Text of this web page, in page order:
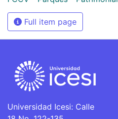
Full item page
Universidad Icesi: Calle